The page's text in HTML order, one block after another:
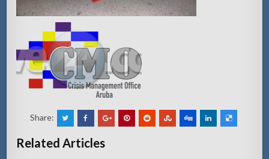
Share:
Related Articles